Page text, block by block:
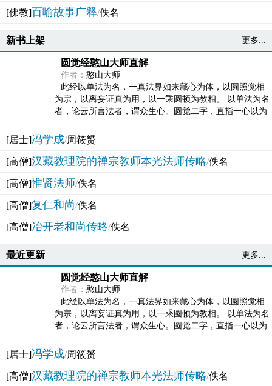
[佛教]百喻故事广释/佚名
新书上架 更多...
圆觉经憨山大师直解
作者： 憨山大师
此经以单法为名，一真法界如来藏心为体，以圆照觉相
为宗，以离妄证真为用，以一乘圆顿为教相。 以单法为名
者，论云所言法者，谓众生心。圆觉二字，直指一心以为
[居士]冯学成/周筱赟
[高僧]汉藏教理院的禅宗教师本光法师传略/佚名
[高僧]惟贤法师/佚名
[高僧]复仁和尚/佚名
[高僧]冶开老和尚传略/佚名
最近更新 更多...
圆觉经憨山大师直解
作者： 憨山大师
此经以单法为名，一真法界如来藏心为体，以圆照觉相
为宗，以离妄证真为用，以一乘圆顿为教相。 以单法为名
者，论云所言法者，谓众生心。圆觉二字，直指一心以为
[居士]冯学成/周筱赟
[高僧]汉藏教理院的禅宗教师本光法师传略/佚名